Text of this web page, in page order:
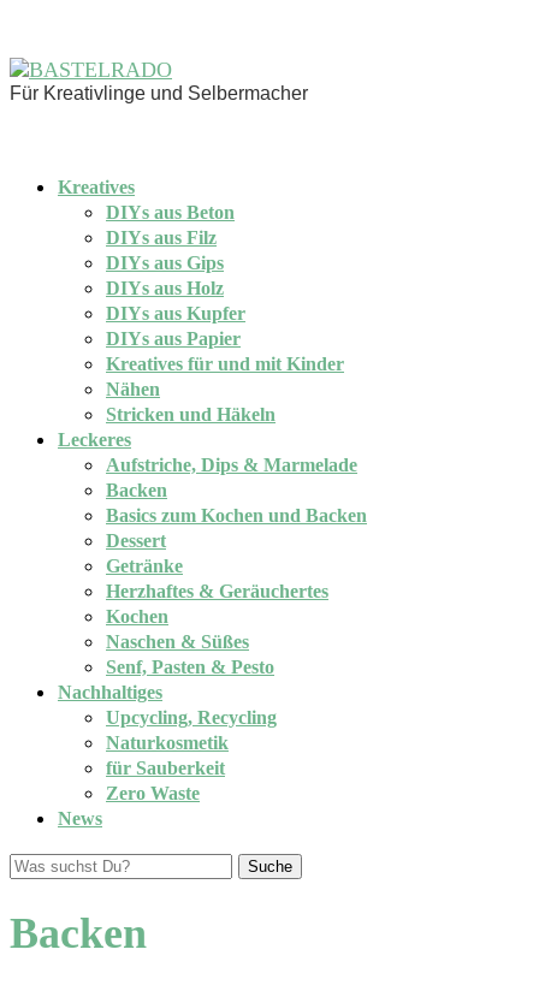
Für Kreativlinge und Selbermacher
Kreatives
DIYs aus Beton
DIYs aus Filz
DIYs aus Gips
DIYs aus Holz
DIYs aus Kupfer
DIYs aus Papier
Kreatives für und mit Kinder
Nähen
Stricken und Häkeln
Leckeres
Aufstriche, Dips & Marmelade
Backen
Basics zum Kochen und Backen
Dessert
Getränke
Herzhaftes & Geräuchertes
Kochen
Naschen & Süßes
Senf, Pasten & Pesto
Nachhaltiges
Upcycling, Recycling
Naturkosmetik
für Sauberkeit
Zero Waste
News
Suche
Backen